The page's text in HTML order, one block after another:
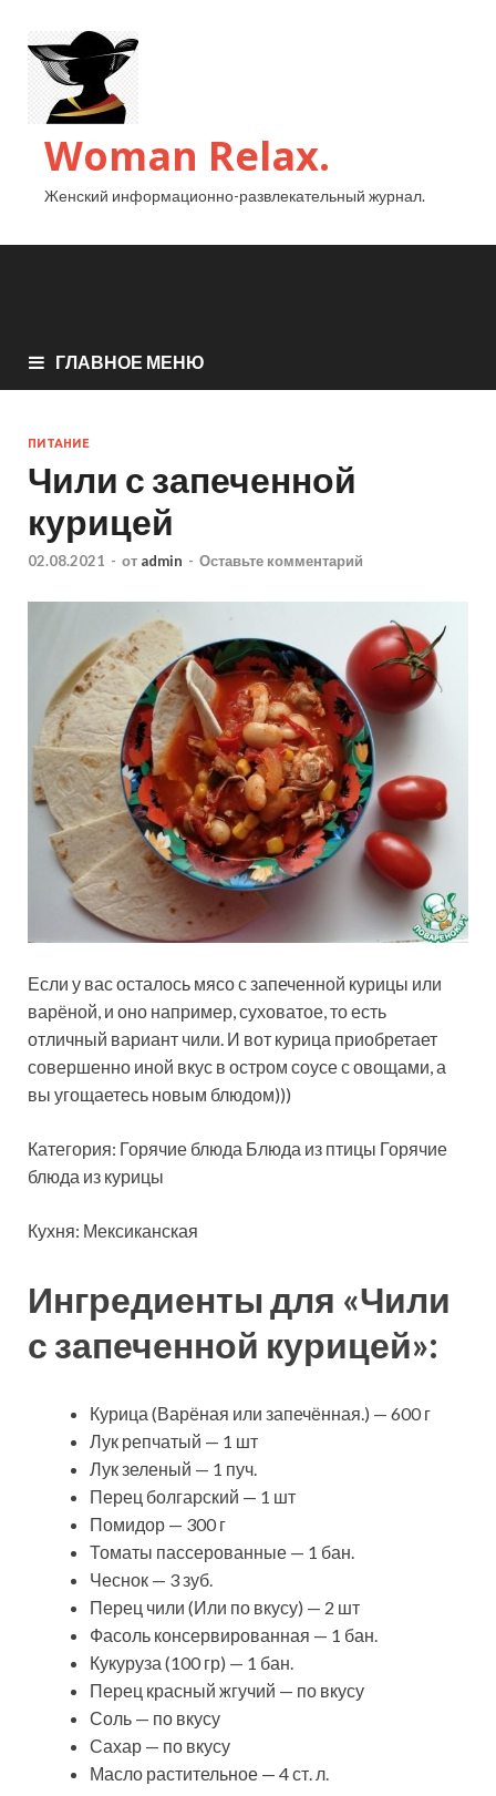
Woman Relax.
Женский информационно-развлекательный журнал.
ГЛАВНОЕ МЕНЮ
ПИТАНИЕ
Чили с запеченной
курицей
02.08.2021 - от admin - Оставьте комментарий
Если у вас осталось мясо с запеченной курицы или
варёной, и оно например, суховатое, то есть
отличный вариант чили. И вот курица приобретает
совершенно иной вкус в остром соусе с овощами, а
вы угощаетесь новым блюдом)))
Категория: Горячие блюда Блюда из птицы Горячие
блюда из курицы
Кухня: Мексиканская
Ингредиенты для «Чили
с запеченной курицей»:
Курица (Варёная или запечённая.) — 600 г
Лук репчатый — 1 шт
Лук зеленый — 1 пуч.
Перец болгарский — 1 шт
Помидор — 300 г
Томаты пассерованные — 1 бан.
Чеснок — 3 зуб.
Перец чили (Или по вкусу) — 2 шт
Фасоль консервированная — 1 бан.
Кукуруза (100 гр) — 1 бан.
Перец красный жгучий — по вкусу
Соль — по вкусу
Сахар — по вкусу
Масло растительное — 4 ст. л.